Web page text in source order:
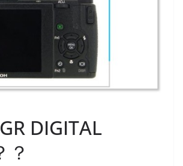
DIGITAL